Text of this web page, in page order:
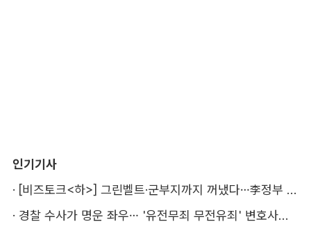
인기기사
·
[비즈토크<하>] 그린벨트·군부지까지 꺼냈다…李정부 '공급 속도전' 통할까
·
경찰 수사가 명운 좌우… '유전무죄 무전유죄' 변호사비 부담 우려